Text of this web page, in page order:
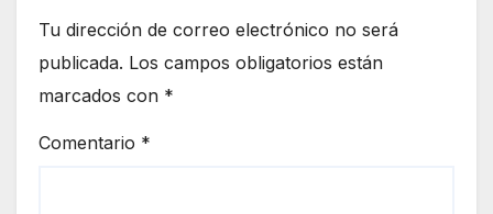
Tu dirección de correo electrónico no será
publicada. Los campos obligatorios están
marcados con *
Comentario *